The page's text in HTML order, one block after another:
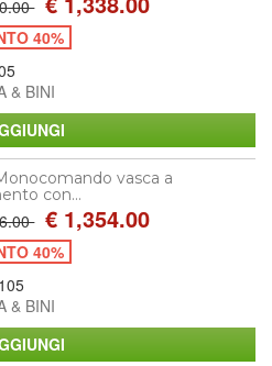
40%
& BINI
vasca a
con...
€ 1,354.00
40%
& BINI